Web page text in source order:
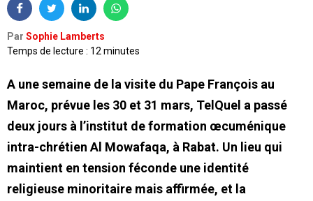
Par Sophie Lamberts
Temps de lecture : 12 minutes
A une semaine de la visite du Pape François au
Maroc, prévue les 30 et 31 mars, TelQuel a passé
deux jours à l’institut de formation œcuménique
intra-chrétien Al Mowafaqa, à Rabat. Un lieu qui
maintient en tension féconde une identité
religieuse minoritaire mais affirmée, et la